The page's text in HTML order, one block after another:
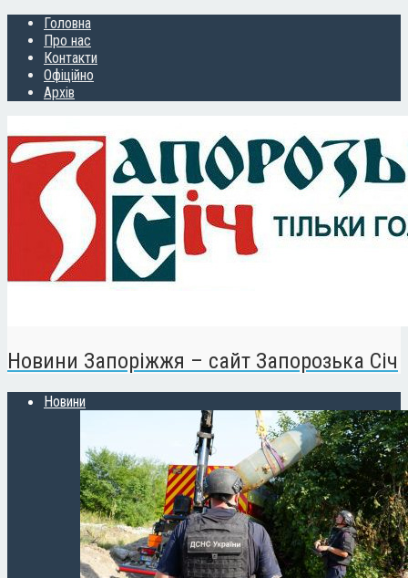
Головна
Про нас
Контакти
Офіційно
Архів
Новини Запоріжжя – сайт Запорозька Січ
Новини